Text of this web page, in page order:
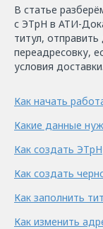
В статье
с ЭТрН в АТИ-
титул,
переадресовку,
условия доставки.
Как начать
Какие данные
Как создать ЭТрН
Как создать
Как заполнить
Как изменить